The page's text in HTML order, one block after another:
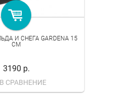
И СНЕГА GARDENA 15
СМ
3190 р.
В СРАВНЕНИЕ